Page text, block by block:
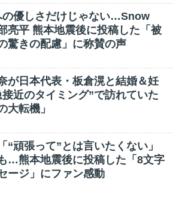
の優しさだけじゃない…Snow
亮平 熊本地震後に投稿した「被
驚きの配慮」に称賛の声
が日本代表・板倉滉と結婚＆妊
近のタイミング”で訪れていた
大転機」
“頑張って”とは言いたくない」
…熊本地震後に投稿した「8文字
ージ」にファン感動